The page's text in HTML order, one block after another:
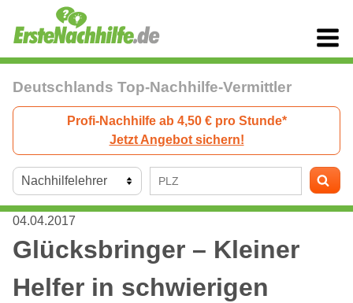
Deutschlands Top-Nachhilfe-Vermittler
Profi-Nachhilfe ab 4,50 € pro Stunde*
Jetzt Angebot sichern!
04.04.2017
Glücksbringer – Kleiner
Helfer in schwierigen